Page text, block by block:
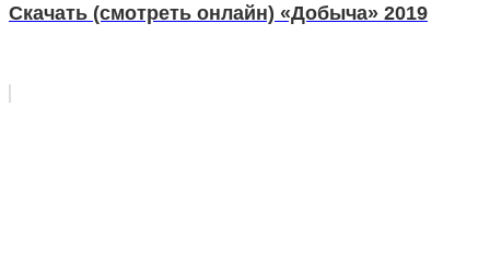
Скачать (смотреть онлайн) «Добыча» 2019